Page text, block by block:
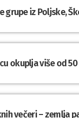
iz Poljske,
okuplja više od
večeri – zemlja